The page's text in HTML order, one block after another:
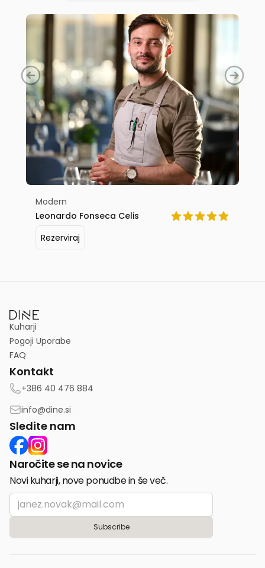
Modern
Leonardo Fonseca Celis
Rezerviraj
Kuharji
Pogoji Uporabe
FAQ
Kontakt
+386 40 476 884
info@dine.si
Sledite nam
Naročite se na novice
Novi kuharji, nove ponudbe in še več.
Email
Subscribe